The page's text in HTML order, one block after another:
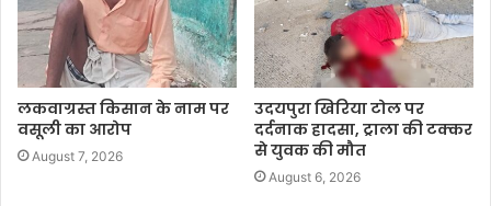
लकवाग्रस्त किसान के नाम पर
वसूली का आरोप
August 7, 2026
उदयपुरा खिरिया टोल पर
दर्दनाक हादसा, ट्राला की टक्कर
से युवक की मौत
August 6, 2026